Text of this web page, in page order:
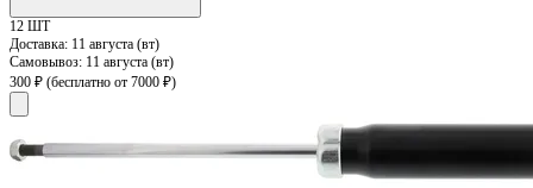
12 ШТ
Доставка: 11 августа (вт)
Самовывоз: 11 августа (вт)
300 ₽ (бесплатно от 7000 ₽)